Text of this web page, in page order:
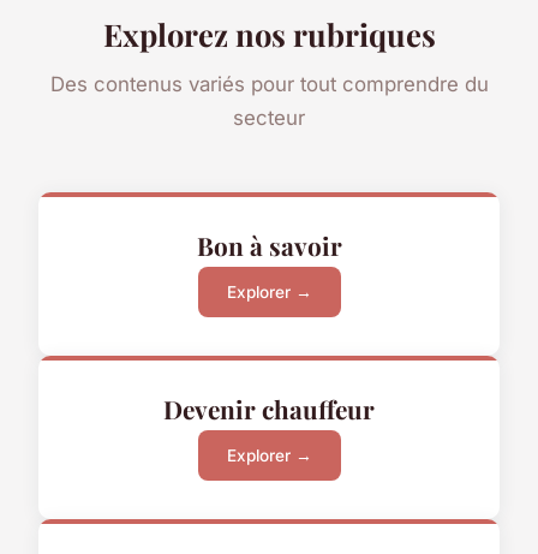
Explorez nos rubriques
Des contenus variés pour tout comprendre du
secteur
Bon à savoir
Explorer →
Devenir chauffeur
Explorer →